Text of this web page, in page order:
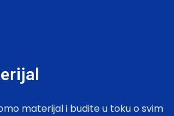
materijal i budite u toku o svim